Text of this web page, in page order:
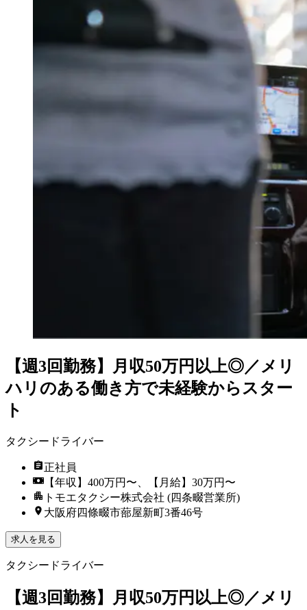
【週3回勤務】月収50万円以上◎／メリ
ハリのある働き方で未経験からスター
ト
タクシードライバー
正社員
【年収】400万円〜、【月給】30万円〜
トモエタクシー株式会社 (四条畷営業所)
大阪府四條畷市蔀屋新町3番46号
求人を見る
タクシードライバー
【週3回勤務】月収50万円以上◎／メリ